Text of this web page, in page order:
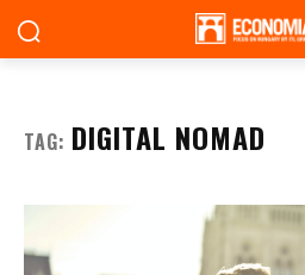
TAG: DIGITAL NOMAD